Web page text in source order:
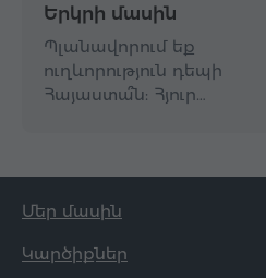
Երկրի մասին
Պլանավորում եք
ուղևորություն դեպի
Հայաստա՞ն: Հյուր…
Մեր մասին
Կարծիքներ